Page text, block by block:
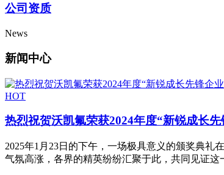
公司资质
News
新闻中心
HOT
热烈祝贺沃凯氟荣获2024年度“新锐成长
2025年1月23日的下午，一场极具意义的颁奖典礼
气氛高涨，各界的精英纷纷汇聚于此，共同见证这